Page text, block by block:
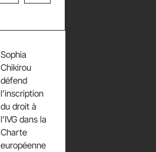
Sophia
Chikirou
défend
l’inscription
du droit à
l’IVG dans la
Charte
européenne